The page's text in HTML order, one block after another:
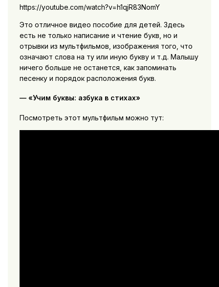
https://youtube.com/watch?v=h1qjR83NomY
Это отличное видео пособие для детей. Здесь
есть не только написание и чтение букв, но и
отрывки из мультфильмов, изображения того, что
означают слова на ту или иную букву и т.д. Малышу
ничего больше не останется, как запоминать
песенку и порядок расположения букв.
— «Учим буквы: азбука в стихах»
Посмотреть этот мультфильм можно тут: